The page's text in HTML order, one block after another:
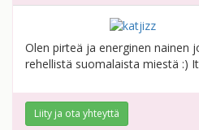
Olen pirteä ja energinen nainen
rehellistä suomalaista miestä :)
Liity ja ota yhteyttä